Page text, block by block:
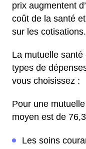
prix augmentent
coût de la santé
sur les cotisations.
La mutuelle
types de
vous choisissez :
Pour une
moyen est de
Les soins